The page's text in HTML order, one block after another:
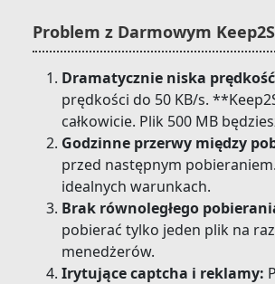
Problem z Darmowym
Dramatycznie niska
prędkości do 50 KB/s.
całkowicie. Plik 500 MB
Godzinne przerwy między
przed następnym
idealnych warunkach.
Brak równoległego
pobierać tylko jeden plik na
menedżerów.
Irytujące captcha i reklamy: